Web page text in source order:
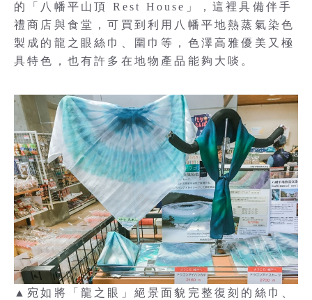
的「八幡平山頂 Rest House」，這裡具備伴手
禮商店與食堂，可買到利用八幡平地熱蒸氣染色
製成的龍之眼絲巾、圍巾等，色澤高雅優美又極
具特色，也有許多在地物產品能夠大啖。
▲宛如將「龍之眼」絕景面貌完整復刻的絲巾、